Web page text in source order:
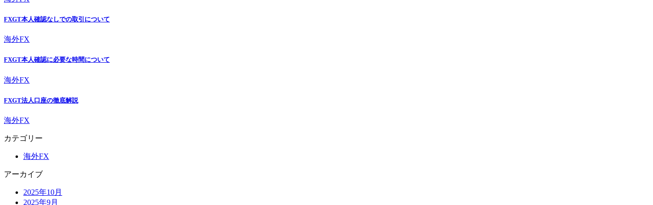
FXGT本人確認なしでの取引について
海外FX
FXGT本人確認に必要な時間について
海外FX
FXGT法人口座の徹底解説
海外FX
カテゴリー
海外FX
アーカイブ
2025年10月
2025年9月